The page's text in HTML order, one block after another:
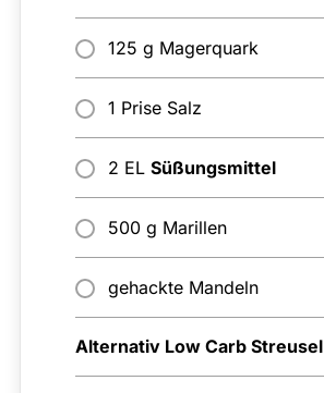
125 g Magerquark
1 Prise Salz
2 EL Süßungsmittel
500 g Marillen
gehackte Mandeln
Alternativ Low Carb Streusel